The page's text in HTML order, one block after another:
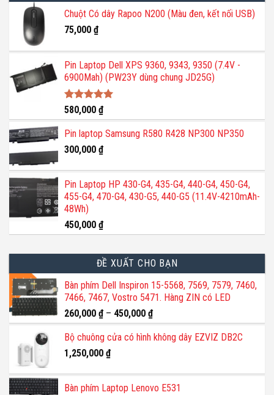
Chuột Có dây Rapoo N200 (Màu đen, kết nối USB)
75,000 ₫
Pin Laptop Dell XPS 9360, 9343, 9350 (7.4V -
6900Mah) (PW23Y dùng chung JD25G)
Được xếp
hạng5.00
5 sao
580,000 ₫
Pin laptop Samsung R580 R428 NP300 NP350
300,000 ₫
Pin Laptop HP 430-G4, 435-G4, 440-G4, 450-G4,
455-G4, 470-G4, 430-G5, 440-G5 (11.4V-4210mAh-
48Wh)
450,000 ₫
ĐỀ XUẤT CHO BẠN
Bàn phím Dell Inspiron 15-5568, 7569, 7579, 7460,
7466, 7467, Vostro 5471. Hàng ZIN có LED
260,000 ₫– 450,000 ₫
Bộ chuông cửa có hình không dây EZVIZ DB2C
1,250,000 ₫
Bàn phím Laptop Lenovo E531